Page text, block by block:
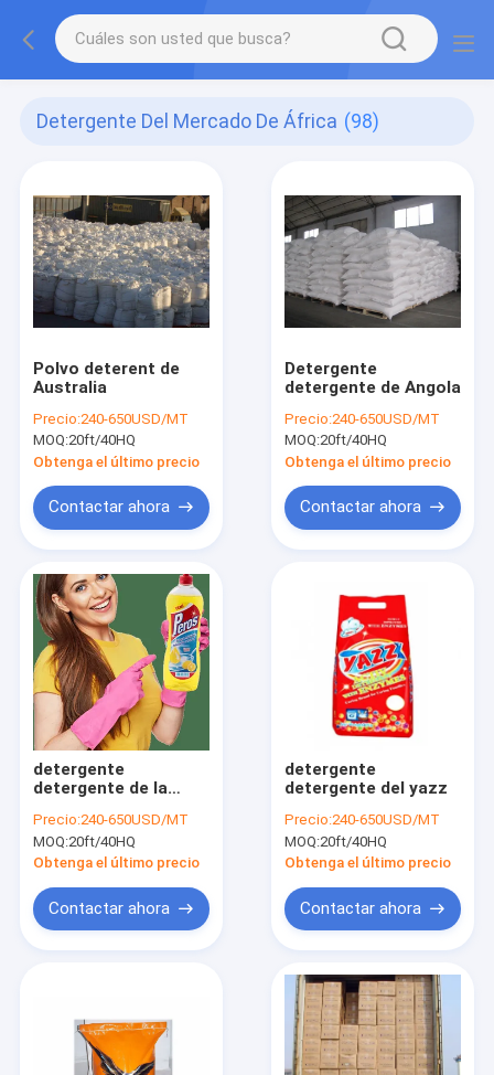
Detergente Del Mercado De África (98)
Polvo deterent de
Australia
Precio:240-650USD/MT
MOQ:20ft/40HQ
Obtenga el último precio
Contactar ahora
Detergente
detergente de Angola
Precio:240-650USD/MT
MOQ:20ft/40HQ
Obtenga el último precio
Contactar ahora
detergente
detergente de la
Precio:240-650USD/MT
MOQ:20ft/40HQ
Obtenga el último precio
Contactar ahora
detergente
detergente del yazz
Precio:240-650USD/MT
MOQ:20ft/40HQ
Obtenga el último precio
Contactar ahora